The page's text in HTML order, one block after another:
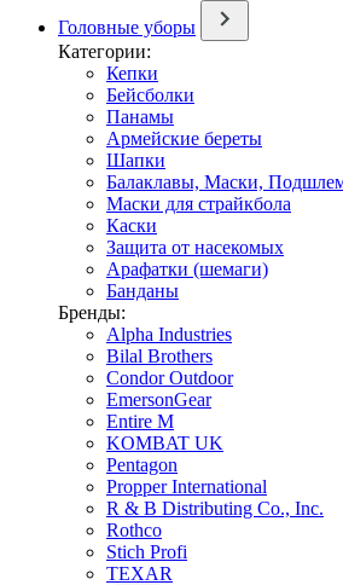
Головные уборы
Категории:
Кепки
Бейсболки
Панамы
Армейские береты
Шапки
Балаклавы, Маски,
Маски для страйкбола
Каски
Защита от насекомых
Арафатки (шемаги)
Банданы
Бренды:
Alpha Industries
Bilal Brothers
Condor Outdoor
EmersonGear
Entire M
KOMBAT UK
Pentagon
Propper International
R & B Distributing Co., Inc.
Rothco
Stich Profi
TEXAR